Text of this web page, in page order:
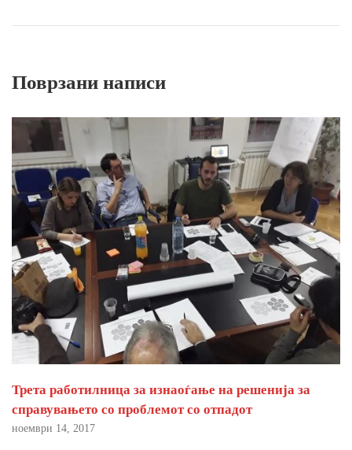
Поврзани написи
Трета работилница за изнаоѓање на решенија за
справувањето со проблемот со отпадот
ноември 14, 2017